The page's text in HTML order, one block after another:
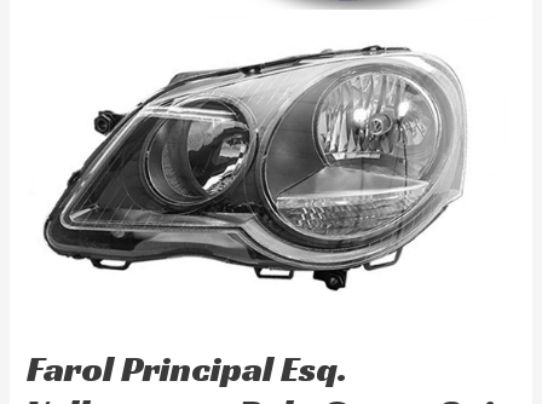
Farol Principal Esq.